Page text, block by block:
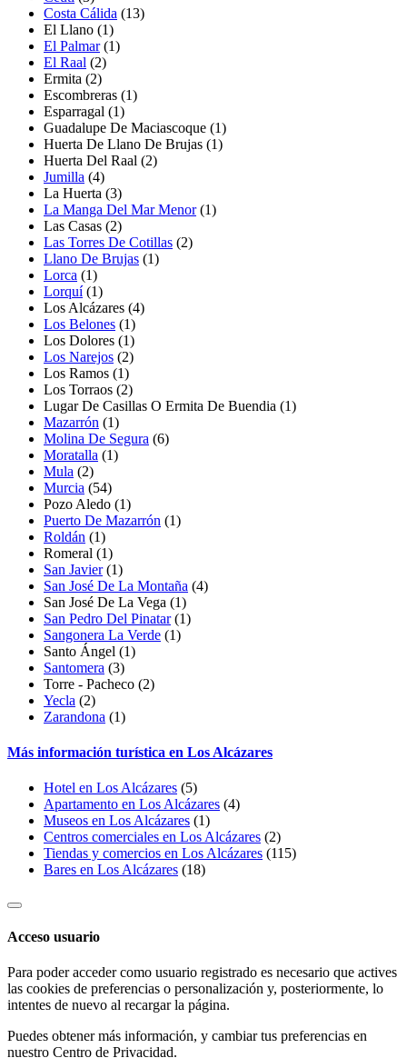
Costa Cálida (13)
El Llano (1)
El Palmar(1)
El Raal (2)
Ermita (2)
Escombreras (1)
Esparragal (1)
Guadalupe De Maciascoque (1)
Huerta De Llano De Brujas (1)
Huerta Del Raal (2)
Jumilla (4)
La Huerta (3)
La Manga Del Mar Menor(1)
Las Casas (2)
Las Torres De Cotillas (2)
Llano De Brujas (1)
Lorca (1)
Lorquí(1)
Los Alcázares (4)
Los Belones (1)
Los Dolores (1)
Los Narejos (2)
Los Ramos (1)
Los Torraos (2)
Lugar De Casillas O Ermita De Buendia (1)
Mazarrón (1)
Molina De Segura (6)
Moratalla (1)
Mula (2)
Murcia (54)
Pozo Aledo (1)
Puerto De Mazarrón (1)
Roldán (1)
Romeral (1)
San Javier(1)
San José De La Montaña (4)
San José De La Vega (1)
San Pedro Del Pinatar(1)
Sangonera La Verde (1)
Santo Ángel (1)
Santomera (3)
Torre - Pacheco (2)
Yecla (2)
Zarandona (1)
Más información turística en Los Alcázares
Hotel en Los Alcázares (5)
Apartamento en Los Alcázares (4)
Museos en Los Alcázares (1)
Centros comerciales en Los Alcázares (2)
Tiendas y comercios en Los Alcázares (115)
Bares en Los Alcázares (18)
Acceso usuario
Para poder acceder como usuario registrado es necesario que actives
las cookies de preferencias o personalización y, posteriormente, lo
intentes de nuevo al recargar la página.
Puedes obtener más información, y cambiar tus preferencias en
nuestro Centro de Privacidad.